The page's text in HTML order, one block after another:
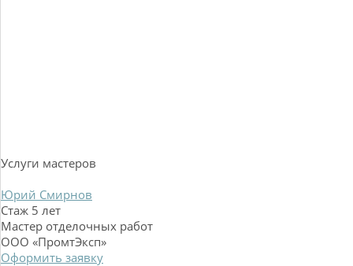
Услуги мастеров
Юрий Смирнов
Стаж 5 лет
Мастер отделочных работ
ООО «ПромтЭксп»
Оформить заявку